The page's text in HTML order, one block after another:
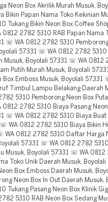
Neon Box Akrilik Murah Musuk,
Papan Nama Toko Kekinian
Tukang Bikin Neon Box Coffee
2782 5310 RAB Papan Nama
☏ WA 0812 2782 5310
57331 ☏ WA 0812 2782 5310
Musuk, Boyolali 57331 ☏ WA 0812
Putih Murah Musuk, Boyolali
Box Emboss Musuk, Boyolali 57331
Timbul Lampu Belakang Daerah
5310 Pemborong Neon Box
0812 2782 5310 Biaya Pasang
☏ WA 0812 2782 5310 Biaya Buat
☏ WA 0812 2782 5310 Biaya Bikin
WA 0812 2782 5310 Daftar Harga
57331 ☏ WA 0812 2782
Musuk, Boyolali 57331 ☏ WA
Toko Unik Daerah Musuk,
Box Emboss Daerah Musuk,
Neon Box In Out Daerah Musuk,
Tukang Pasang Neon Box Klinik
5310 RAB Neon Box Sedang